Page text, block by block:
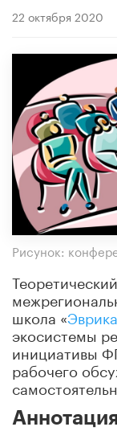
22 октября 2020
Рисунок:
школа «
экосистемы
инициативы
рабочего